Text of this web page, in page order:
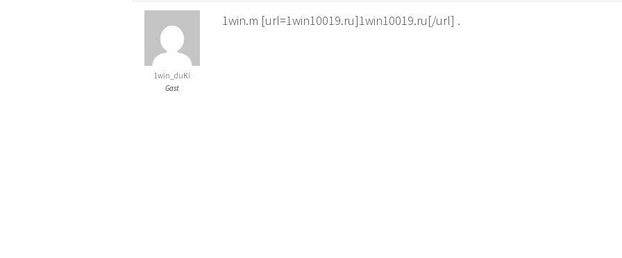
1win_duKi
Gast
1win.m [url=1win10019.ru]1win10019.ru[/url] .